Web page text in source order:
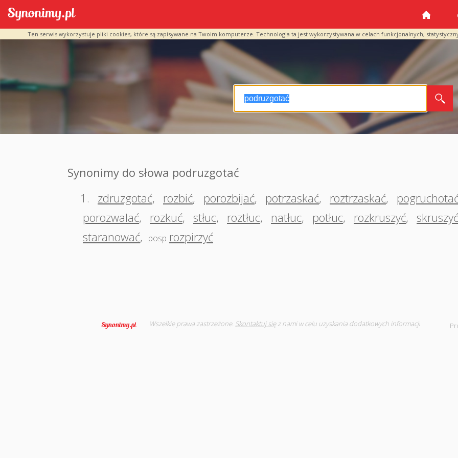
Ten serwis wykorzystuje pliki cookies, które są zapisywane na Twoim komputerze. Technologia ta jest wykorzystywana w celach funkcjonalnych,
Synonimy do słowa podruzgotać
1.
zdruzgotać, rozbić, porozbijać, potrzaskać, roztrzaskać,
porozwalać, rozkuć, stłuc, roztłuc, natłuc, potłuc, rozkruszyć, skruszyć
staranować, posp rozpirzyć
Wszelkie prawa zastrzeżone. Skontaktuj sięz nami w celu uzyskania dodatkowych informacji